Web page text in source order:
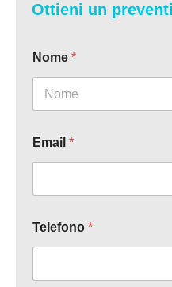
Ottieni un
Nome *
Email *
Telefono *